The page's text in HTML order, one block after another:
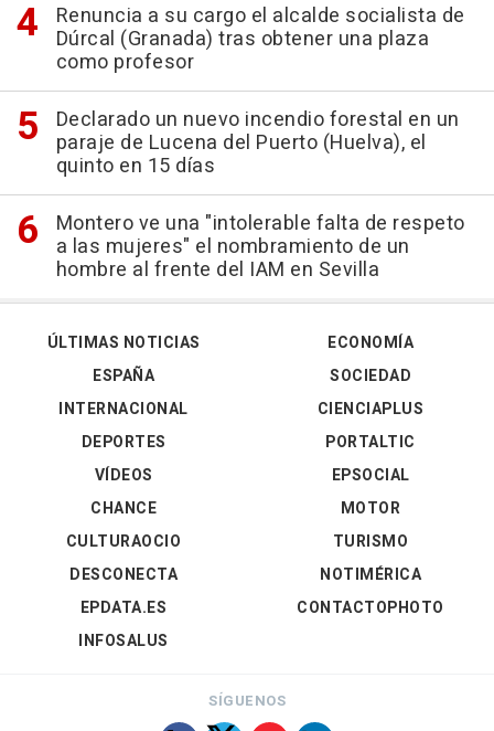
Renuncia a su cargo el alcalde socialista de
Dúrcal (Granada) tras obtener una plaza
como profesor
Declarado un nuevo incendio forestal en un
paraje de Lucena del Puerto (Huelva), el
quinto en 15 días
Montero ve una "intolerable falta de respeto
a las mujeres" el nombramiento de un
hombre al frente del IAM en Sevilla
ÚLTIMAS NOTICIAS
ESPAÑA
INTERNACIONAL
DEPORTES
VÍDEOS
ECONOMÍA
SOCIEDAD
CIENCIAPLUS
PORTALTIC
EPSOCIAL
CHANCE
CULTURAOCIO
DESCONECTA
EPDATA.ES
INFOSALUS
MOTOR
TURISMO
NOTIMÉRICA
CONTACTOPHOTO
SÍGUENOS